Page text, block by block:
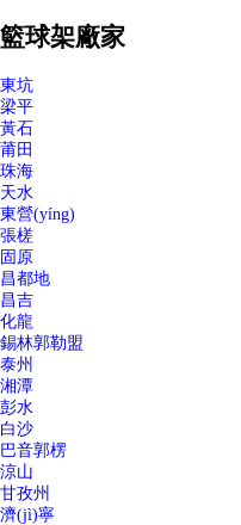
籃球架廠家
東坑
梁平
黃石
莆田
珠海
天水
東營(yíng)
張槎
固原
昌都地
昌吉
化龍
錫林郭勒盟
泰州
湘潭
彭水
白沙
巴音郭楞
涼山
甘孜州
濟(jì)寧